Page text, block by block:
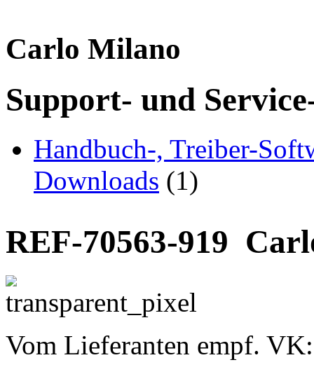
Carlo Milano
Support- und
Handbuch-, Treiber-
Downloads (1)
REF-70563-919
Vom Lieferanten empf.